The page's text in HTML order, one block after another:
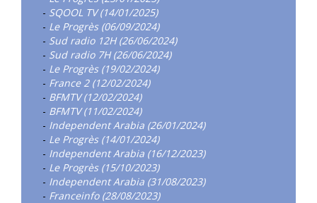
- SQOOL TV (14/01/2025)
- Le Progrès (06/09/2024)
- Sud radio 12H (26/06/2024)
- Sud radio 7H (26/06/2024)
- Le Progrès (19/02/2024)
- France 2 (12/02/2024)
- BFMTV (12/02/2024)
- BFMTV (11/02/2024)
- Independent Arabia (26/01/2024)
- Le Progrès (14/01/2024)
- Independent Arabia (16/12/2023)
- Le Progrès (15/10/2023)
- Independent Arabia (31/08/2023)
- Franceinfo (28/08/2023)